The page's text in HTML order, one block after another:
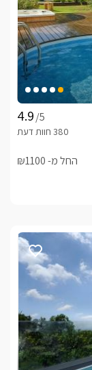
/5
החל מ- ₪1100